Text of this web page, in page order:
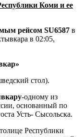
Коми и ее
рейсом SU6587 в
в 02:05,
стол).
-одному из
основанный по
Усть- Сысольска.
Республики